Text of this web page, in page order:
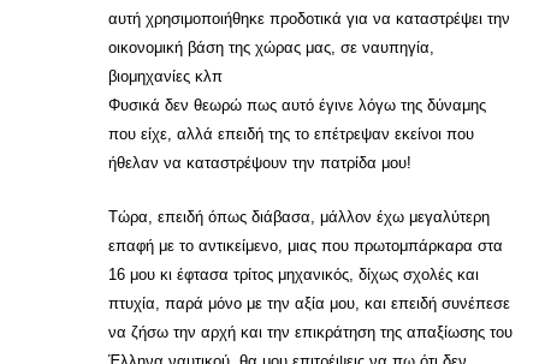
αυτή χρησιμοποιήθηκε προδοτικά για να καταστρέψει την
οικονομική βάση της χώρας μας, σε ναυπηγία,
βιομηχανίες κλπ
Φυσικά δεν θεωρώ πως αυτό έγινε λόγω της δύναμης
που είχε, αλλά επειδή της το επέτρεψαν εκείνοι που
ήθελαν να καταστρέψουν την πατρίδα μου!
Τώρα, επειδή όπως διάβασα, μάλλον έχω μεγαλύτερη
επαφή με το αντικείμενο, μιας που πρωτομπάρκαρα στα
16 μου κι έφτασα τρίτος μηχανικός, δίχως σχολές και
πτυχία, παρά μόνο με την αξία μου, και επειδή συνέπεσε
να ζήσω την αρχή και την επικράτηση της απαξίωσης του